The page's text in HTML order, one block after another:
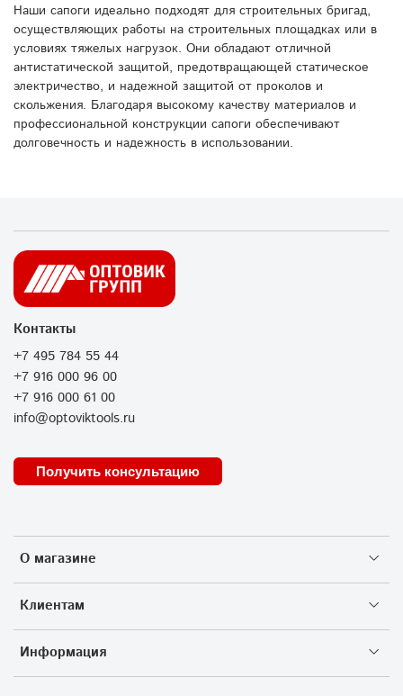
Наши сапоги идеально подходят для строительных бригад,
осуществляющих работы на строительных площадках или в
условиях тяжелых нагрузок. Они обладают отличной
антистатической защитой, предотвращающей статическое
электричество, и надежной защитой от проколов и
скольжения. Благодаря высокому качеству материалов и
профессиональной конструкции сапоги обеспечивают
долговечность и надежность в использовании.
О магазине
Клиентам
Информация
Контакты
+7 495 784 55 44
+7 916 000 96 00
+7 916 000 61 00
info@optoviktools.ru
Получить консультацию